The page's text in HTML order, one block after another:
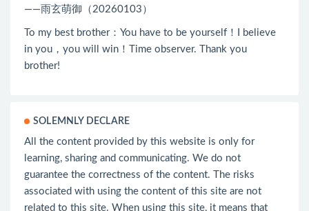
——雨玄萌御（20260103）
To my best brother：You have to be yourself！I believe
in you，you will win！Time observer. Thank you
brother!
SOLEMNLY DECLARE
All the content provided by this website is only for
learning, sharing and communicating. We do not
guarantee the correctness of the content. The risks
associated with using the content of this site are not
related to this site. When using this site, it means that